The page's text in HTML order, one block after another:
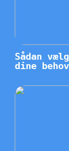
Sådan
dine behov